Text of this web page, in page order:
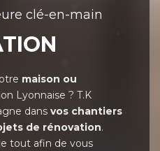
clé-en-main
maison ou
Lyonnaise ? T.K
dans vos chantiers
de rénovation.
tout afin de vous